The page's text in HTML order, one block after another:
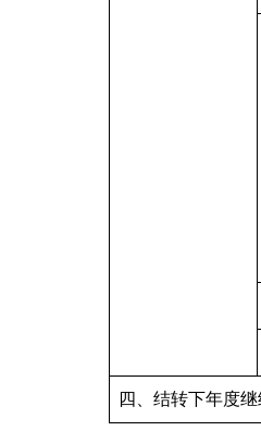
四、结转下年度